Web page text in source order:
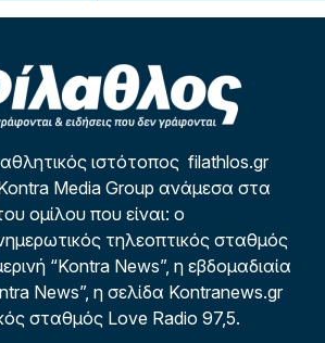
ιστότοπος filathlos.gr
Media Group ανάμεσα στα
ομίλου που είναι: ο
τηλεοπτικός σταθμός
“Kontra News”, η εβδομαδιαία
News”, η σελίδα Kontranews.gr
σταθμός Love Radio 97,5.